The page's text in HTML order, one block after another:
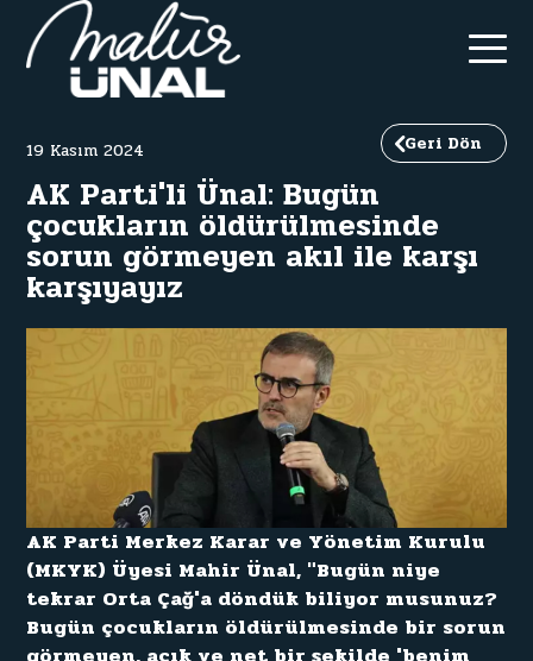
19 Kasım 2024 Geri Dön
AK Parti'li Ünal: Bugün
çocukların öldürülmesinde
sorun görmeyen akıl ile karşı
karşıyayız
AK Parti Merkez Karar ve Yönetim Kurulu
(MKYK) Üyesi Mahir Ünal, "Bugün niye
tekrar Orta Çağ'a döndük biliyor musunuz?
Bugün çocukların öldürülmesinde bir sorun